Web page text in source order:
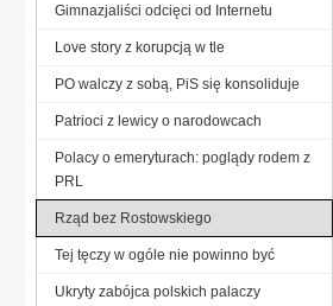
Gimnazjaliści odcięci od Internetu
Love story z korupcją w tle
PO walczy z sobą, PiS się konsoliduje
Patrioci z lewicy o narodowcach
Polacy o emeryturach: poglądy rodem z
PRL
Rząd bez Rostowskiego
Tej tęczy w ogóle nie powinno być
Ukryty zabójca polskich palaczy